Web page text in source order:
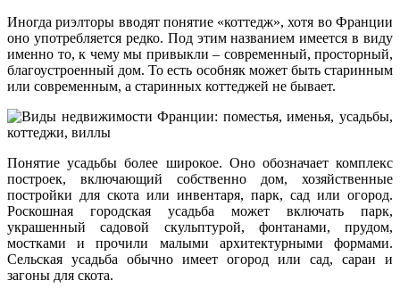
Иногда риэлторы вводят понятие «коттедж», хотя во Франции
оно употребляется редко. Под этим названием имеется в виду
именно то, к чему мы привыкли – современный, просторный,
благоустроенный дом. То есть особняк может быть старинным
или современным, а старинных коттеджей не бывает.
Понятие усадьбы более широкое. Оно обозначает комплекс
построек, включающий собственно дом, хозяйственные
постройки для скота или инвентаря, парк, сад или огород.
Роскошная городская усадьба может включать парк,
украшенный садовой скульптурой, фонтанами, прудом,
мостками и прочили малыми архитектурными формами.
Сельская усадьба обычно имеет огород или сад, сараи и
загоны для скота.